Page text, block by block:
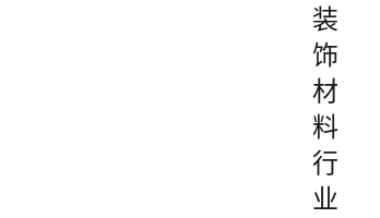
装
饰
材
料
行
业